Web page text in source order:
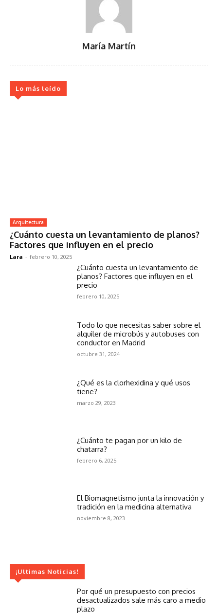
María Martín
Lo más leído
Arquitectura
¿Cuánto cuesta un levantamiento de planos?
Factores que influyen en el precio
Lara - febrero 10, 2025
¿Cuánto cuesta un levantamiento de
planos? Factores que influyen en el
precio
febrero 10, 2025
Todo lo que necesitas saber sobre el
alquiler de microbús y autobuses con
conductor en Madrid
octubre 31, 2024
¿Qué es la clorhexidina y qué usos
tiene?
marzo 29, 2023
¿Cuánto te pagan por un kilo de
chatarra?
febrero 6, 2025
El Biomagnetismo junta la innovación y
tradición en la medicina alternativa
noviembre 8, 2023
¡Ultimas Noticias!
Por qué un presupuesto con precios
desactualizados sale más caro a medio
plazo